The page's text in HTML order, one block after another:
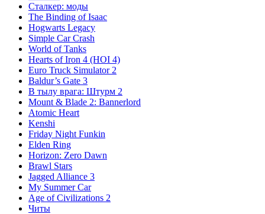
Сталкер: моды
The Binding of Isaac
Hogwarts Legacy
Simple Car Crash
World of Tanks
Hearts of Iron 4 (HOI 4)
Euro Truck Simulator 2
Baldur’s Gate 3
В тылу врага: Штурм 2
Mount & Blade 2: Bannerlord
Atomic Heart
Kenshi
Friday Night Funkin
Elden Ring
Horizon: Zero Dawn
Brawl Stars
Jagged Alliance 3
My Summer Car
Age of Civilizations 2
Читы